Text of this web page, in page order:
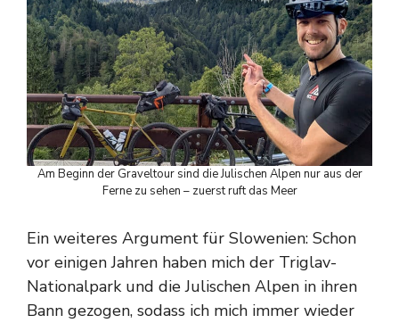
Am Beginn der Graveltour sind die Julischen Alpen nur aus der
Ferne zu sehen – zuerst ruft das Meer
Ein weiteres Argument für Slowenien: Schon
vor einigen Jahren haben mich der Triglav-
Nationalpark und die Julischen Alpen in ihren
Bann gezogen, sodass ich mich immer wieder